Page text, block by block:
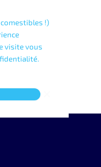
!)
visite vous